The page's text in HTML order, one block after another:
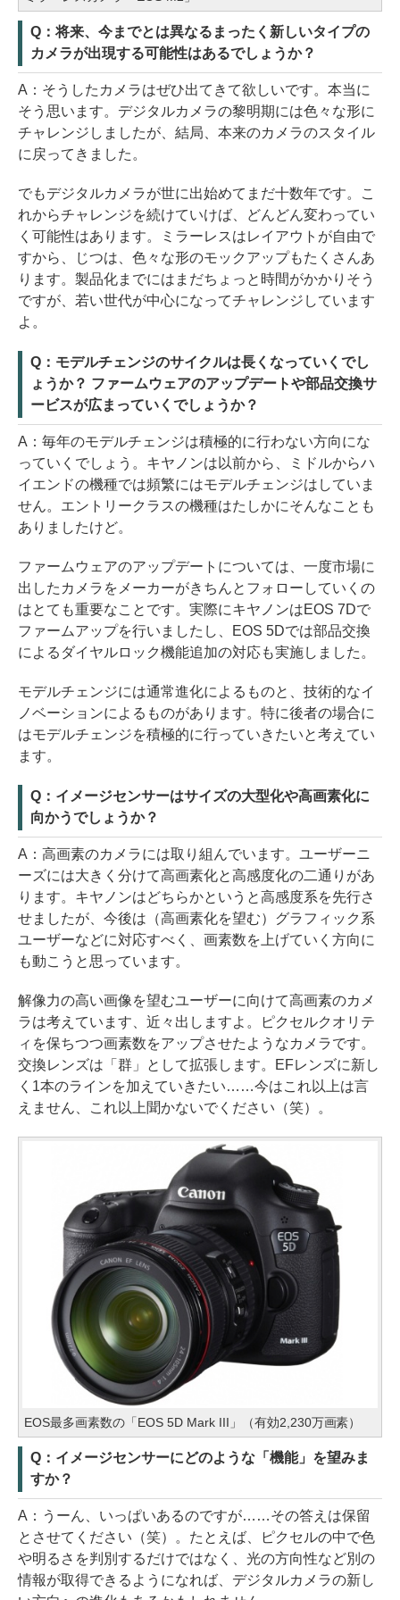
Q：将来、今までとは異なるまったく新しいタイプの
カメラが出現する可能性はあるでしょうか？
A：そうしたカメラはぜひ出てきて欲しいです。本当に
そう思います。デジタルカメラの黎明期には色々な形に
チャレンジしましたが、結局、本来のカメラのスタイル
に戻ってきました。
でもデジタルカメラが世に出始めてまだ十数年です。こ
れからチャレンジを続けていけば、どんどん変わってい
く可能性はあります。ミラーレスはレイアウトが自由で
すから、じつは、色々な形のモックアップもたくさんあ
ります。製品化までにはまだちょっと時間がかかりそう
ですが、若い世代が中心になってチャレンジしています
よ。
Q：モデルチェンジのサイクルは長くなっていくでし
ょうか？ ファームウェアのアップデートや部品交換サ
ービスが広まっていくでしょうか？
A：毎年のモデルチェンジは積極的に行わない方向にな
っていくでしょう。キヤノンは以前から、ミドルからハ
イエンドの機種では頻繁にはモデルチェンジはしていま
せん。エントリークラスの機種はたしかにそんなことも
ありましたけど。
ファームウェアのアップデートについては、一度市場に
出したカメラをメーカーがきちんとフォローしていくの
はとても重要なことです。実際にキヤノンはEOS 7Dで
ファームアップを行いましたし、EOS 5Dでは部品交換
によるダイヤルロック機能追加の対応も実施しました。
モデルチェンジには通常進化によるものと、技術的なイ
ノベーションによるものがあります。特に後者の場合に
はモデルチェンジを積極的に行っていきたいと考えてい
ます。
Q：イメージセンサーはサイズの大型化や高画素化に
向かうでしょうか？
A：高画素のカメラには取り組んでいます。ユーザーニ
ーズには大きく分けて高画素化と高感度化の二通りがあ
ります。キヤノンはどちらかというと高感度系を先行さ
せましたが、今後は（高画素化を望む）グラフィック系
ユーザーなどに対応すべく、画素数を上げていく方向に
も動こうと思っています。
解像力の高い画像を望むユーザーに向けて高画素のカメ
ラは考えています、近々出しますよ。ピクセルクオリテ
ィを保ちつつ画素数をアップさせたようなカメラです。
交換レンズは「群」として拡張します。EFレンズに新し
く1本のラインを加えていきたい……今はこれ以上は言
えません、これ以上聞かないでください（笑）。
EOS最多画素数の「EOS 5D Mark III」（有効2,230万画素）
Q：イメージセンサーにどのような「機能」を望みま
すか？
A：うーん、いっぱいあるのですが……その答えは保留
とさせてください（笑）。たとえば、ピクセルの中で色
や明るさを判別するだけではなく、光の方向性など別の
情報が取得できるようになれば、デジタルカメラの新し